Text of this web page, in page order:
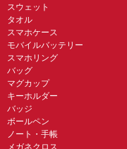
スウェット
タオル
スマホケース
モバイルバッテリー
スマホリング
バッグ
マグカップ
キーホルダー
バッジ
ボールペン
ノート・手帳
メガネクロス